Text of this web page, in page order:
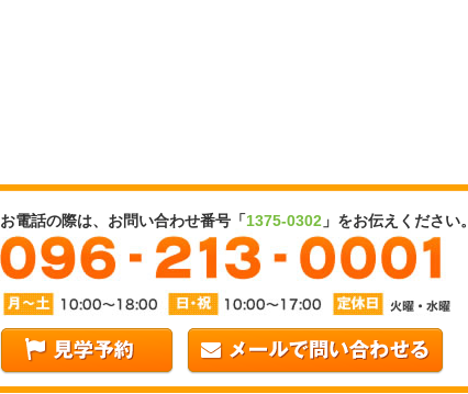
お電話の際は、お問い合わせ番号「1375-0302 」をお伝えください。